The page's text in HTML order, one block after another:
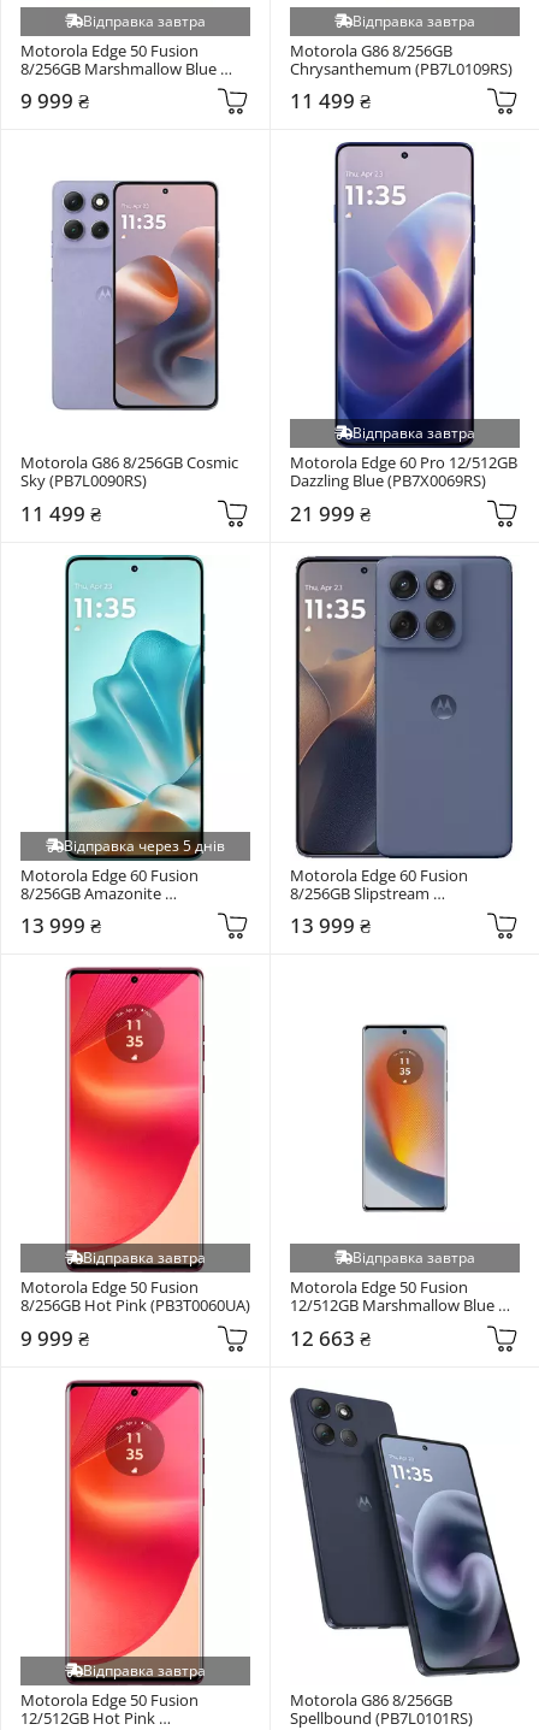
Відправка завтра
Motorola Edge 50 Fusion
8/256GB Marshmallow Blue
9 999 ₴
Відправка завтра
Motorola G86 8/256GB
Chrysanthemum (PB7L0109RS)
11 499 ₴
Motorola G86 8/256GB Cosmic
Sky (PB7L0090RS)
11 499 ₴
Відправка завтра
Motorola Edge 60 Pro 12/512GB
Dazzling Blue (PB7X0069RS)
21 999 ₴
Відправка через 5 днів
Motorola Edge 60 Fusion
8/256GB Amazonite
13 999 ₴
Motorola Edge 60 Fusion
8/256GB Slipstream
13 999 ₴
Відправка завтра
Motorola Edge 50 Fusion
8/256GB Hot Pink (PB3T0060UA)
9 999 ₴
Відправка завтра
Motorola Edge 50 Fusion
12/512GB Marshmallow Blue
12 663 ₴
Відправка завтра
Motorola Edge 50 Fusion
12/512GB Hot Pink
Motorola G86 8/256GB
Spellbound (PB7L0101RS)